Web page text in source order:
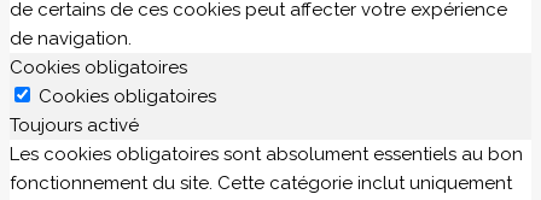
de certains de ces cookies peut affecter votre expérience
de navigation.
Cookies obligatoires
Cookies obligatoires
Toujours activé
Les cookies obligatoires sont absolument essentiels au bon
fonctionnement du site. Cette catégorie inclut uniquement